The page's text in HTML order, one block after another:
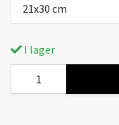
21x30 cm
I lager